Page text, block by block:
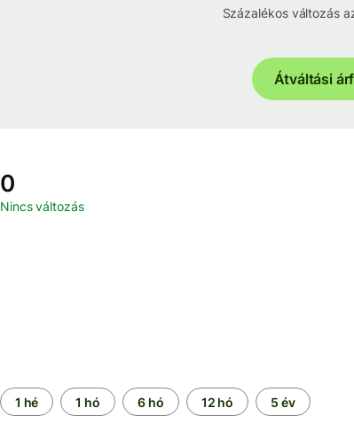
Százalékos változás
Átváltási
0
Nincs változás
1 hé 1 hó 6 hó 12 hó 5 év